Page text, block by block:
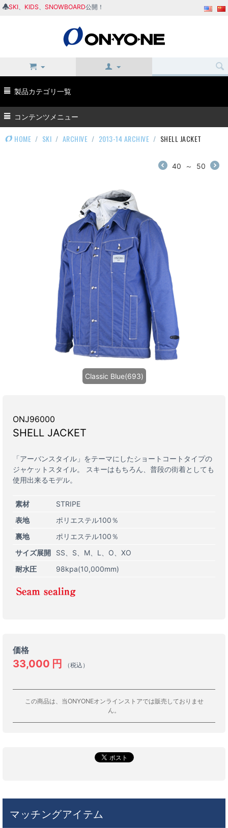
SKI KIDS SNOWBOARD公開！
製品カテゴリ一覧
コンテンツメニュー
HOME / SKI / ARCHIVE / 2013-14 ARCHIVE / SHELL JACKET
40 ～ 50
Classic Blue(693)
ONJ96000
SHELL JACKET
「アーバンスタイル」をテーマにしたショートコートタイプの
ジャケットスタイル。 スキーはもちろん、普段の街着としても
使用出来るモデル。
素材
STRIPE
表地
ポリエステル100％
裏地
ポリエステル100％
サイズ展開
SS S M L O
XO
耐水圧
98kpa(10,000mm)
価格
33,000 円 （税込）
この商品は、当ONYONEオンラインストアでは販売しておりませ
ん。
マッチングアイテム